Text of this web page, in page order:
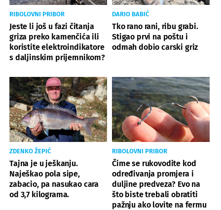
RIBOLOVNI PRIBOR
Jeste li još u fazi čitanja
griza preko kamenčića ili
koristite elektroindikatore
s daljinskim prijemnikom?
DARIO BABIĆ
Tko rano rani, ribu grabi.
Stigao prvi na poštu i
odmah dobio carski griz
ZDENKO ŽEPIĆ
Tajna je u ješkanju.
Naješkao pola sipe,
zabacio, pa nasukao cara
od 3,7 kilograma.
RIBOLOVNI PRIBOR
Čime se rukovodite kod
određivanja promjera i
duljine predveza? Evo na
što biste trebali obratiti
pažnju ako lovite na fermu